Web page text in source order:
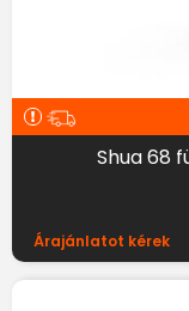
Shua 68
Árajánlatot kérek